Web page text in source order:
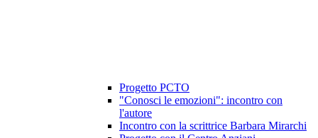
Progetto PCTO
"Conosci le emozioni": incontro con
l'autore
Incontro con la scrittrice Barbara Mirarchi